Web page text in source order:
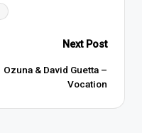
Next Post
Ozuna & David Guetta –
Vocation